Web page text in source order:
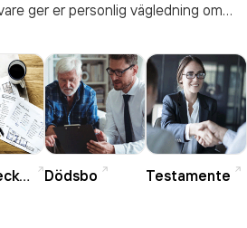
ger er personlig vägledning om
Duvbo och Stora Ursvik. Vi ger
och fast pris. Fenix
erbjuder även juridiska
arvskifte, testamente.
Bouppteckning Dödsbo Testamente